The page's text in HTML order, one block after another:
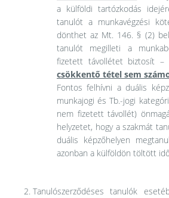
a külföldi tartózkodás
tanulót a munkavégzési
dönthet az Mt. 146. § (2)
tanulót megilleti a
fizetett távollétet biztosít –
csökkentő tétel sem
Fontos felhívni a duális
munkajogi és Tb.-jogi
nem fizetett távollét)
helyzetet, hogy a szakmát
duális képzőhelyen
azonban a külföldön töltött
Tanulószerződéses tanulók